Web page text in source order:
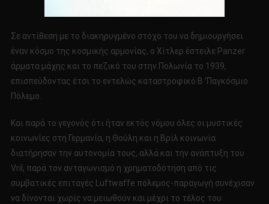
Σε αντίθεση με το διακηρυγμένο στόχο του να δημιουργήσει
έναν κόσμο της κοσμικής αρμονίας, ο Χίτλερ έστειλε Panzer
άρματα μάχης και το πεζικό του στην Πολωνία το 1939,
επισπεύδοντας έτσι το εντελώς καταστροφικό Β ‘Παγκόσμιο
Πόλεμο.
Και παρά το γεγονός ότι ήταν εκτός νόμου όλες οι μυστικές
κοινωνίες στη Γερμανία, η Θούλη και η Βρίλ κοινωνία
διατήρησαν την αυτονομία τους, αλλά και την ανάπτυξη του
Vril, παρά τον ανταγωνισμό η χρηματοδότηση από τις
συμβατικές επιταγές Luftwaffe πόλεμος-παραγωγή συνέχισαν
να δίνονται χωρίς να μειωθούν και μέχρι το τέλος του